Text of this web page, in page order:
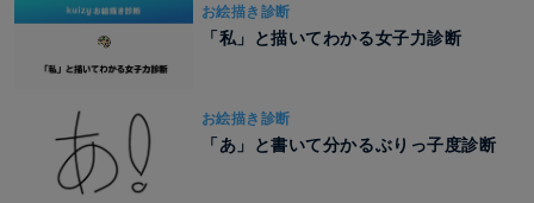
お絵描き診断
「私」と描いてわかる女子力診断
お絵描き診断
「あ」と書いて分かるぶりっ子度診断